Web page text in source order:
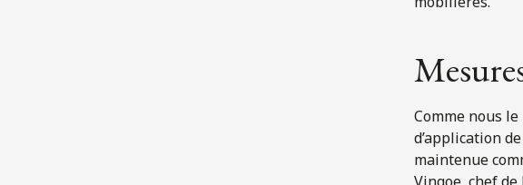
Comme nous
d’application
maintenue